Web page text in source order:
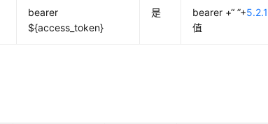
bearer
${access_token}
是 bearer +“ ”+5.2.1
值